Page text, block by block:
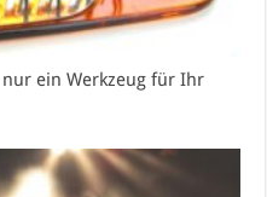
ein Werkzeug für Ihr